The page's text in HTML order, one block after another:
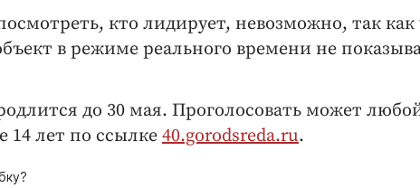
кто лидирует, невозможно, так как
в режиме реального времени не
до 30 мая. Проголосовать может
14 лет по ссылке 40.gorodsreda.ru.